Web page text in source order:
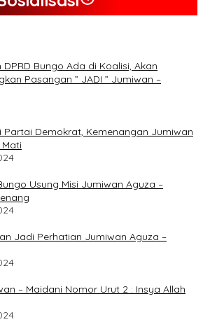
Bungo Ada di Koalisi, Akan
Pasangan ” JADI ” Jumiwan –
Partai Demokrat, Kemenangan Jumiwan
Usung Misi Jumiwan Aguza –
Jadi Perhatian Jumiwan Aguza –
– Maidani Nomor Urut 2 : Insya Allah